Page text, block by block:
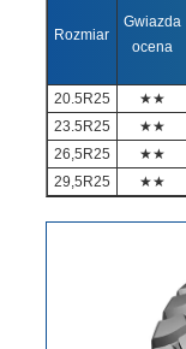
Rozmiar
Gwiazda
ocena
20.5R25 ★★
23.5R25
★★
26,5R25
★★
29,5R25
★★